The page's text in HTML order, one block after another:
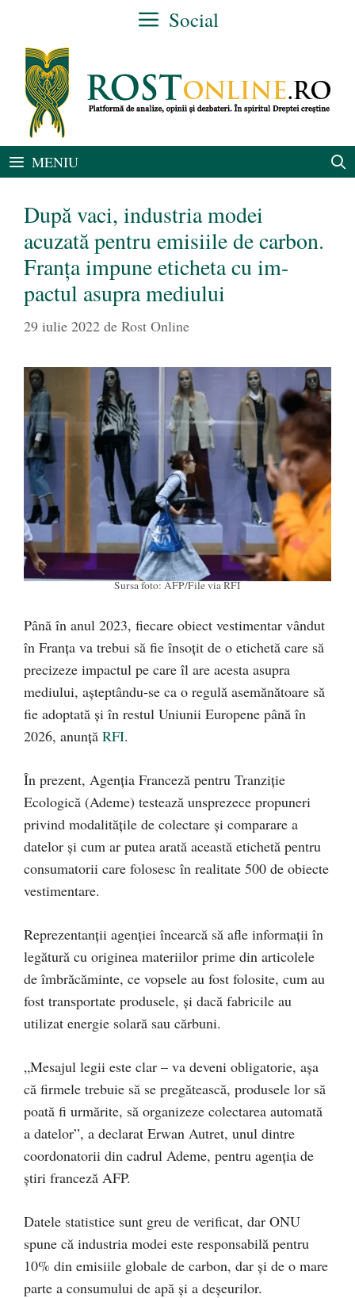
conținut
Social
MENIU
După vaci, industria modei
acuzată pentru emisiile de carbon.
Franța impune eticheta cu im-
pactul asupra mediului
29 iulie 2022 de Rost Online
Sursa foto: AFP/File via RFI
Până în anul 2023, fiecare obiect vestimentar vândut
în Franța va trebui să fie însoțit de o etichetă care să
precizeze impactul pe care îl are acesta asupra
mediului, așteptându-se ca o regulă asemănătoare să
fie adoptată și în restul Uniunii Europene până în
2026, anunță RFI.
În prezent, Agenția Franceză pentru Tranziție
Ecologică (Ademe) testează unsprezece propuneri
privind modalitățile de colectare și comparare a
datelor și cum ar putea arată această etichetă pentru
consumatorii care folosesc în realitate 500 de obiecte
vestimentare.
Reprezentanții agenției încearcă să afle informații în
legătură cu originea materiilor prime din articolele
de îmbrăcăminte, ce vopsele au fost folosite, cum au
fost transportate produsele, și dacă fabricile au
utilizat energie solară sau cărbuni.
„Mesajul legii este clar – va deveni obligatorie, așa
că firmele trebuie să se pregătească, produsele lor să
poată fi urmărite, să organizeze colectarea automată
a datelor”, a declarat Erwan Autret, unul dintre
coordonatorii din cadrul Ademe, pentru agenția de
știri franceză AFP.
Datele statistice sunt greu de verificat, dar ONU
spune că industria modei este responsabilă pentru
10% din emisiile globale de carbon, dar și de o mare
parte a consumului de apă și a deșeurilor.